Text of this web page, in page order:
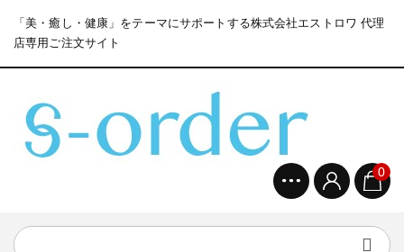
「美・癒し・健康」をテーマにサポートする株式会社エストロワ 代理
店専用ご注文サイト
0